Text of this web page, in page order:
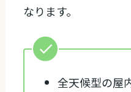
なります。
全天候型の屋